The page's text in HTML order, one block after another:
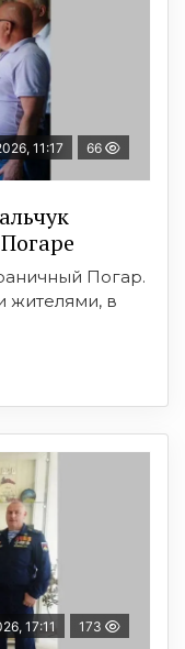
11:17 66
Погар.
жителями, в
17:11 173